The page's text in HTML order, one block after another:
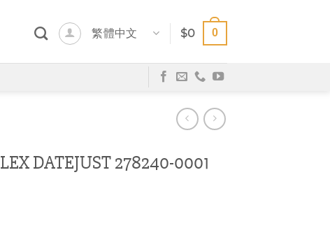
繁體中文 $0 0
DATEJUST 278240-0001